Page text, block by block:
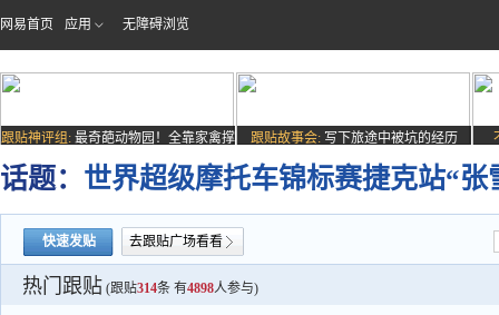
网易首页 应用 无障碍浏览
跟贴神评组: 最奇葩动物园！全靠家禽撑
场子
跟贴故事会: 写下旅途中被坑的经历
话题： 世界超级摩托车锦标赛捷克站“张
快速发贴 去跟贴广场看看
热门跟贴 (跟贴314条 有4898人参与)